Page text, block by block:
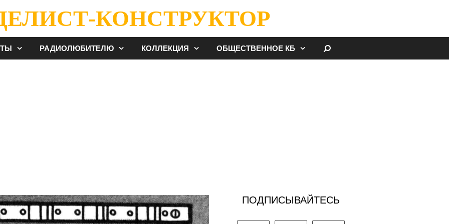
КОНСТРУКТОР
РАДИОЛЮБИТЕЛЮ КОЛЛЕКЦИЯ ОБЩЕСТВЕННОЕ КБ
ПОДПИСЫВАЙТЕСЬ